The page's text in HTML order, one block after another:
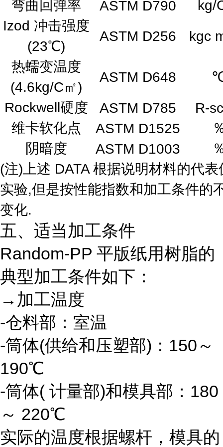
弯曲回弹率 ASTM D790
kg/
Izod 冲击强度
(23℃)
ASTM D256
kgc
热蠕变温度
(4.6kg/C㎡)
ASTM D648
Rockwell硬度
ASTM D785
R-
维卡软化点
ASTM D1525
阴暗度
ASTM D1003
(注)上述 DATA 根据说明材料的代
实验,但是按性能指数和加工条件的
变化.
五、适当加工条件
Random-PP 平版纸用树脂的
典型加工条件如下：
→加工温度
-仓料部：室温
-筒体(供给和压塑部)：150～
190℃
-筒体( 计量部)和模具部：180
～ 220℃
实际的温度根据螺杆，模具的